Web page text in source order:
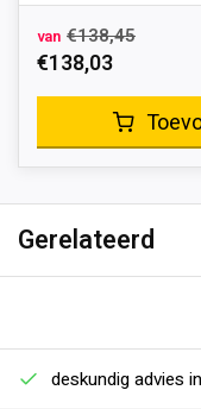
van €138,45
€138,03
Gerelateerd
deskundig advies